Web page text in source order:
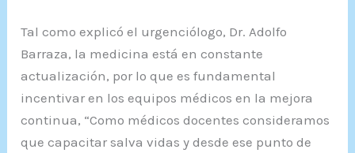
Tal como explicó el urgenciólogo, Dr. Adolfo
Barraza, la medicina está en constante
actualización, por lo que es fundamental
incentivar en los equipos médicos en la mejora
continua, “Como médicos docentes consideramos
que capacitar salva vidas y desde ese punto de